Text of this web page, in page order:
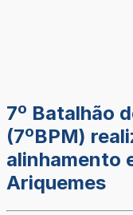
7º Batalhão
(7ºBPM)
alinhamento
Ariquemes